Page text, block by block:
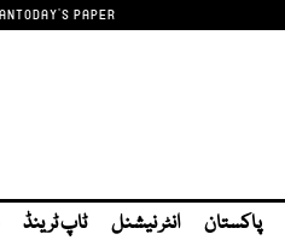
TODAY'S PAPER
پاکستان انٹر نیشنل ٹاپ ٹرینڈ